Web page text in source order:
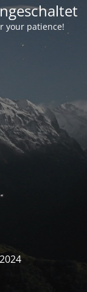
your patience!